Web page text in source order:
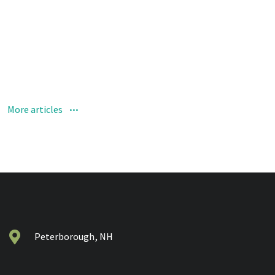
More articles
Peterborough, NH